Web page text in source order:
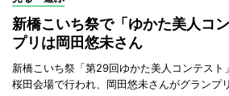
新橋こいち祭で「ゆかた美人コ
プリは岡田悠未さん
新橋こいち祭「第29回ゆかた美人コンテスト
桜田会場で行われ、岡田悠未さんがグランプ